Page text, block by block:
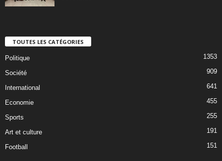
TOUTES LES CATÉGORIES
Politique 1353
Société 909
International 641
Economie 455
Sports 255
Art et culture 191
Football 151